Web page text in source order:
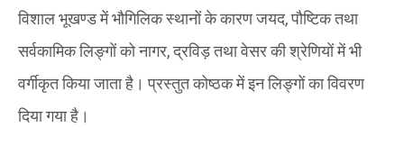
विशाल भूखण्ड में भौगिलिक स्थानों के कारण जयद,पौष्टिक तथा
सर्वकामिक लिङ्गों को नागर,द्रविड़ तथा वेसर की श्रेणियों में भी
वर्गीकृत किया जाता है। प्रस्तुत कोष्ठक में इन लिङ्गों का विवरण
दिया गया है।